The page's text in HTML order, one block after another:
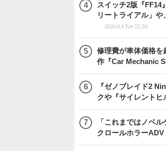
スイッチ2版『
リートライアル」や
2026.8.4 Tue 22:20
修理費が車体価格を
作『Car Mechanic
『ゼノブレイド2
クや『サイレント
「これまではノベ
クロールホラーADV